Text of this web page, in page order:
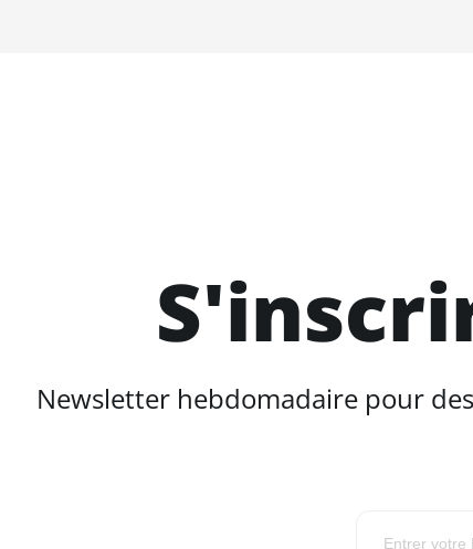
Newsletter hebdomadaire pour